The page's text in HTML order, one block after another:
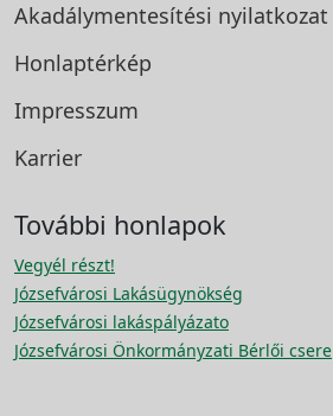
Akadálymentesítési nyilatkozat
Honlaptérkép
Impresszum
Karrier
További honlapok
Vegyél részt!
Józsefvárosi Lakásügynökség
Józsefvárosi lakáspályázato
Józsefvárosi Önkormányzati Bérlői csere